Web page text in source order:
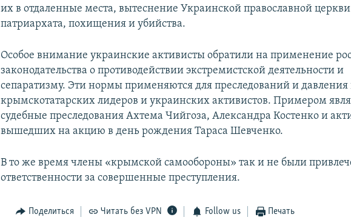
их в отдаленные места, вытеснение Украинской православной
патриархата, похищения и убийства.
Особое внимание украинские активисты обратили на применение
законодательства о противодействии экстремистской деятельности и
сепаратизму. Эти нормы применяются для преследований и давления
крымскотатарских лидеров и украинских активистов. Примером
судебные преследования Ахтема Чийгоза, Александра Костенко и
вышедших на акцию в день рождения Тараса Шевченко.
В то же время члены «крымской самообороны» так и не были
ответственности за совершенные преступления.
Поделиться Читать без VPN Follow us Печать